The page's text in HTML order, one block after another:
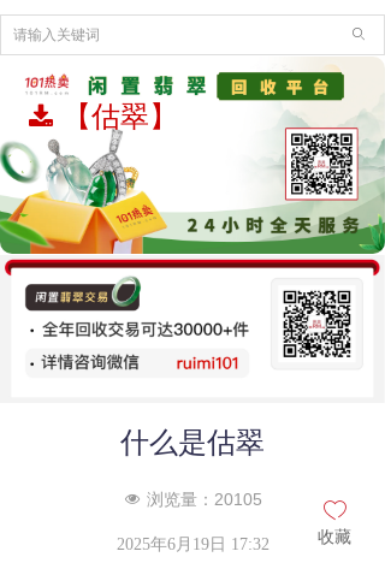
ꄙ
끂 【估翠】
2025年6月19日 17:32
ꄀ
收藏
什么是估翠
넶 浏览量： 20105